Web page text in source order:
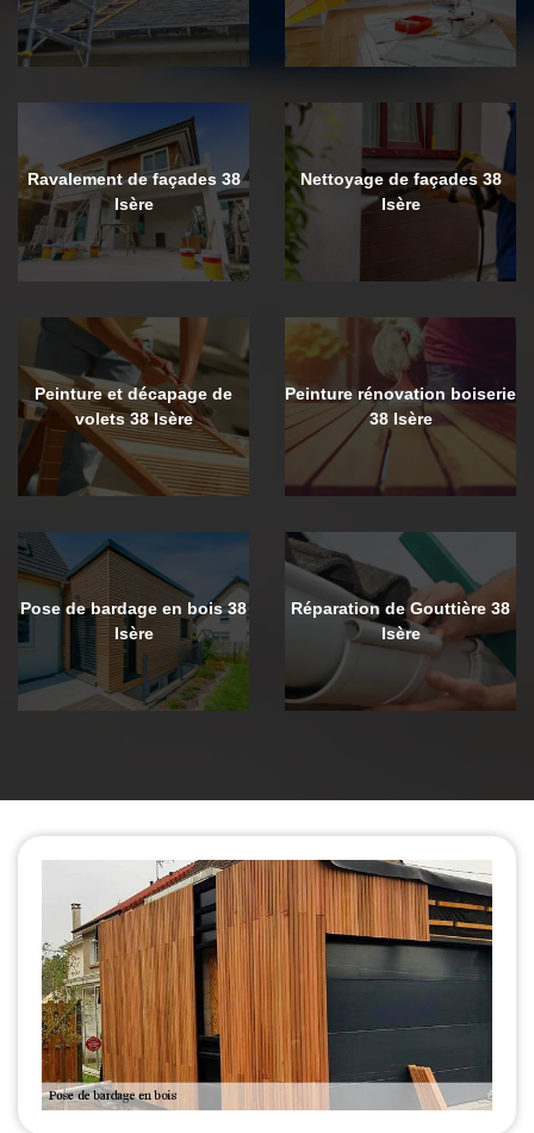
Ravalement de façades 38
Isère
Nettoyage de façades 38
Isère
Peinture et décapage de
volets 38 Isère
Peinture rénovation boiserie
38 Isère
Pose de bardage en bois 38
Isère
Réparation de Gouttière 38
Isère